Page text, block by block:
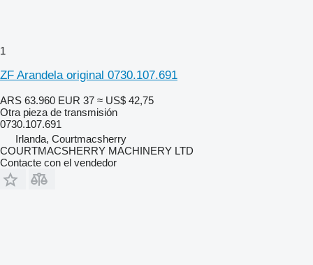
1
ZF Arandela original 0730.107.691
ARS 63.960 EUR 37 ≈ US$ 42,75
Otra pieza de transmisión
0730.107.691
Irlanda, Courtmacsherry
COURTMACSHERRY MACHINERY LTD
Contacte con el vendedor